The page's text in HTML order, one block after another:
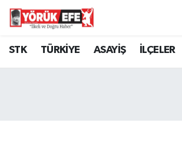
STK TÜRKİYE ASAYİŞ İLÇELER
Aydın Nöbetçi Eczaneler